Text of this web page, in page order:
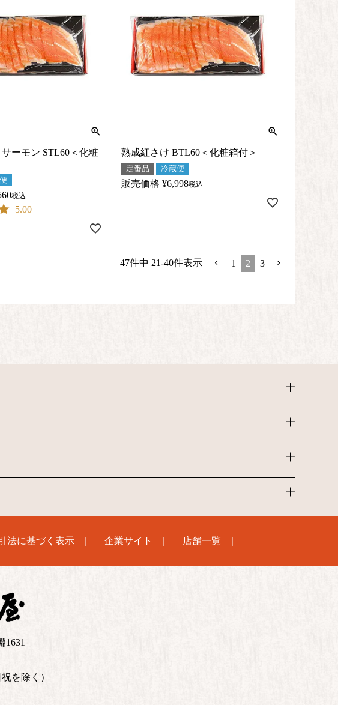
ーモン STL60＜化粧
税込
5.00
熟成紅さけ BTL60＜化粧箱付＞
定番品 冷蔵便
販売価格 ¥6,998税込
47件中 21-40件表示 1 2 3
法に基づく表示 企業サイト 店舗一覧
1631
を除く）